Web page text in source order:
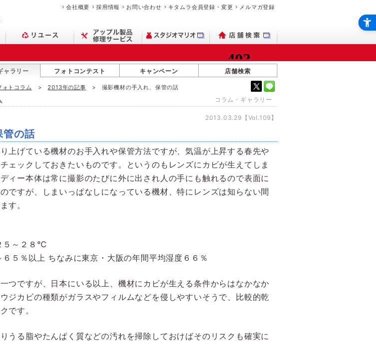
会社概要 採用情報 お問い合わせ キタムラ会員登録・変更 メルマガ登録
ャラリー フォトコンテスト キャンペーン 店舗検索
ォトコラム 2013年の記事 撮影機材の手入れ、保管の話
コラム・ギャラリー
2013.03.29【Vol.109】
管の話
上げている機材のお手入れや保管方法ですが、気温が上昇する春先や
ェックしておきたいものです。というのもレンズにカビが生えてしま
ィー本体は常に撮影のたびに外に出され人の手にも触れるので表面に
ですが、しまいっぱなしになっている機材、特にレンズは知らない間
す。
５～２８℃
６５％以上 ちなみに東京・大阪の年間平均湿度６６％
つですが、日本にいる以上、機材にカビが生える条件からはなかなか
ジカビの種類がガラスやフィルムなどを侵しやすいそうで、比較的乾
です。
うる脂やたんぱく質などの汚れを掃除しておけばそのリスクも確実に